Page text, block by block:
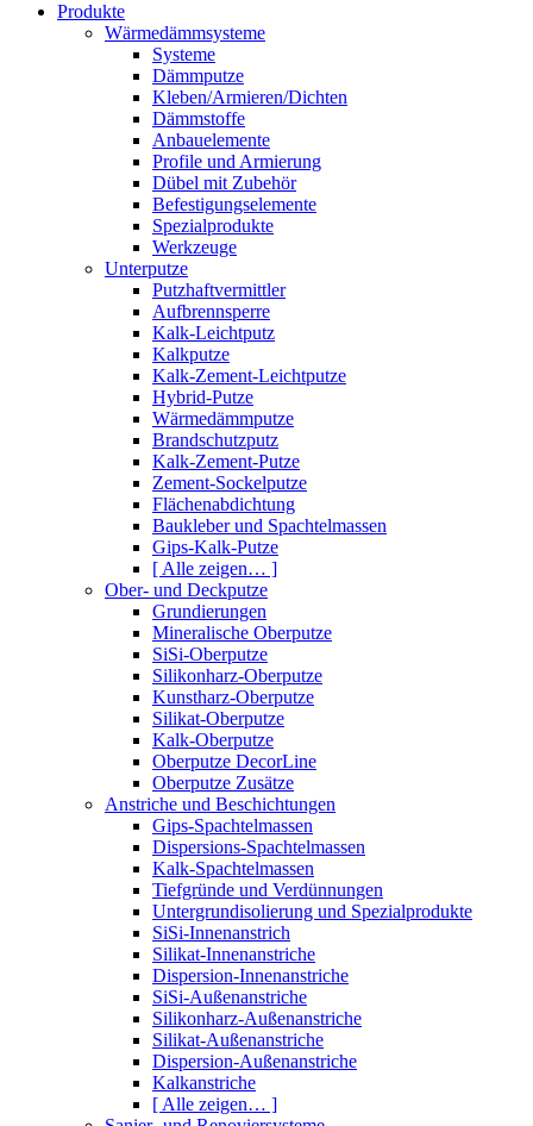
Produkte
Wärmedämmsysteme
Systeme
Dämmputze
Kleben/Armieren/Dichten
Dämmstoffe
Anbauelemente
Profile und Armierung
Dübel mit Zubehör
Befestigungselemente
Spezialprodukte
Werkzeuge
Unterputze
Putzhaftvermittler
Aufbrennsperre
Kalk-Leichtputz
Kalkputze
Kalk-Zement-Leichtputze
Hybrid-Putze
Wärmedämmputze
Brandschutzputz
Kalk-Zement-Putze
Zement-Sockelputze
Flächenabdichtung
Baukleber und Spachtelmassen
Gips-Kalk-Putze
[ Alle zeigen… ]
Ober- und Deckputze
Grundierungen
Mineralische Oberputze
SiSi-Oberputze
Silikonharz-Oberputze
Kunstharz-Oberputze
Silikat-Oberputze
Kalk-Oberputze
Oberputze DecorLine
Oberputze Zusätze
Anstriche und Beschichtungen
Gips-Spachtelmassen
Dispersions-Spachtelmassen
Kalk-Spachtelmassen
Tiefgründe und Verdünnungen
Untergrundisolierung und Spezialprodukte
SiSi-Innenanstrich
Silikat-Innenanstriche
Dispersion-Innenanstriche
SiSi-Außenanstriche
Silikonharz-Außenanstriche
Silikat-Außenanstriche
Dispersion-Außenanstriche
Kalkanstriche
[ Alle zeigen… ]